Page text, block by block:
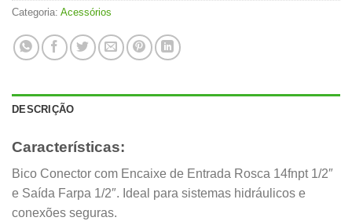
Categoria: Acessórios
DESCRIÇÃO
Características:
Bico Conector com Encaixe de Entrada Rosca 14fnpt 1/2″
e Saída Farpa 1/2″. Ideal para sistemas hidráulicos e
conexões seguras.